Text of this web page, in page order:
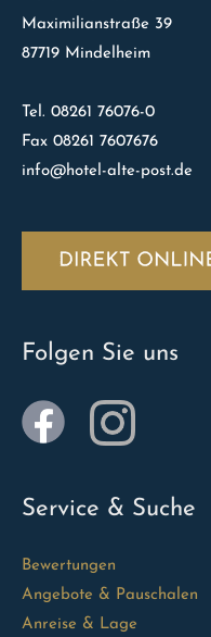
Maximilianstraße 39
87719 Mindelheim
Tel. 08261 76076-0
Fax 08261 7607676
info@hotel-alte-post.de
Folgen Sie uns
Service & Suche
Bewertungen
Angebote & Pauschalen
Anreise & Lage